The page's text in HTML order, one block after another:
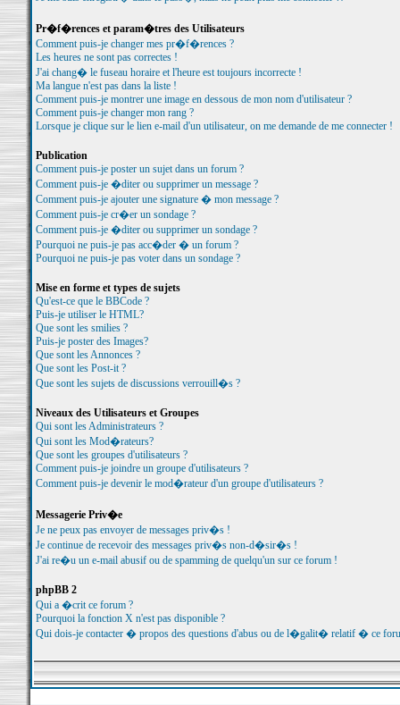
Pr�f�rences et param�tres des Utilisateurs
Comment puis-je changer mes pr�f�rences ?
Les heures ne sont pas correctes !
J'ai chang� le fuseau horaire et l'heure est toujours incorrecte !
Ma langue n'est pas dans la liste !
Comment puis-je montrer une image en dessous de mon nom d'utilisateur ?
Comment puis-je changer mon rang ?
Lorsque je clique sur le lien e-mail d'un utilisateur, on me demande de me connecter !
Publication
Comment puis-je poster un sujet dans un forum ?
Comment puis-je �diter ou supprimer un message ?
Comment puis-je ajouter une signature � mon message ?
Comment puis-je cr�er un sondage ?
Comment puis-je �diter ou supprimer un sondage ?
Pourquoi ne puis-je pas acc�der � un forum ?
Pourquoi ne puis-je pas voter dans un sondage ?
Mise en forme et types de sujets
Qu'est-ce que le BBCode ?
Puis-je utiliser le HTML?
Que sont les smilies ?
Puis-je poster des Images?
Que sont les Annonces ?
Que sont les Post-it ?
Que sont les sujets de discussions verrouill�s ?
Niveaux des Utilisateurs et Groupes
Qui sont les Administrateurs ?
Qui sont les Mod�rateurs?
Que sont les groupes d'utilisateurs ?
Comment puis-je joindre un groupe d'utilisateurs ?
Comment puis-je devenir le mod�rateur d'un groupe d'utilisateurs ?
Messagerie Priv�e
Je ne peux pas envoyer de messages priv�s !
Je continue de recevoir des messages priv�s non-d�sir�s !
J'ai re�u un e-mail abusif ou de spamming de quelqu'un sur ce forum !
phpBB 2
Qui a �crit ce forum ?
Pourquoi la fonction X n'est pas disponible ?
Qui dois-je contacter � propos des questions d'abus ou de l�galit� relatif � ce